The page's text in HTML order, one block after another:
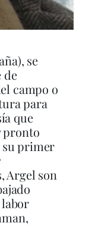
se
de
campo o
para
que
pronto
su primer
Argel son